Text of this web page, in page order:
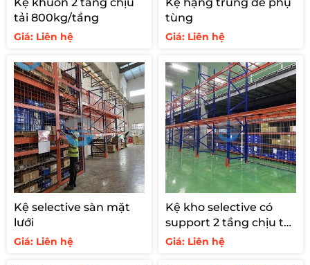
tải 800kg/tầng
Giá: Liên hệ
tùng
Giá: Liên hệ
Kệ selective sàn mặt
lưới
Giá: Liên hệ
Kệ kho selective có
support 2 tầng chịu tải
1200kg
Giá: Liên hệ